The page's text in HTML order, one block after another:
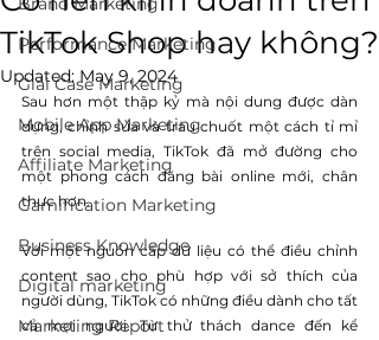
Performance Marketing
Giải Case Marketing
Mobile App Marketing
Affiliate Marketing
Gamification Marketing
Business Knowledge
Digital marketing
Marketing Report
TikTok Shop hay không?
Updated:May 9, 2024
Sau hơn một thập kỷ mà nội dung được dàn
dựng, chỉnh sửa và trau chuốt một cách tỉ mỉ
trên social media, TikTok đã mở đường cho
một phong cách đăng bài online mới, chân
thực hơn.
Với một nguồn cấp dữ liệu có thể điều chỉnh
content sao cho phù hợp với sở thích của
người dùng, TikTok có những điều dành cho tất
cả mọi người. Từ thử thách dance đến kể